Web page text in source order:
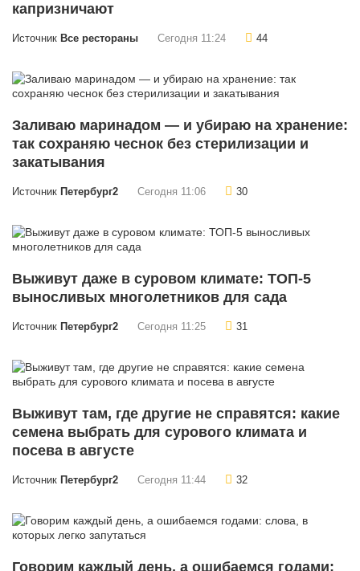
капризничают
Источник Все рестораны Сегодня 11:24 44
Заливаю маринадом — и убираю на хранение:
так сохраняю чеснок без стерилизации и
закатывания
Источник Петербург2 Сегодня 11:06 30
Выживут даже в суровом климате: ТОП-5
выносливых многолетников для сада
Источник Петербург2 Сегодня 11:25 31
Выживут там, где другие не справятся: какие
семена выбрать для сурового климата и
посева в августе
Источник Петербург2 Сегодня 11:44 32
Говорим каждый день, а ошибаемся годами: